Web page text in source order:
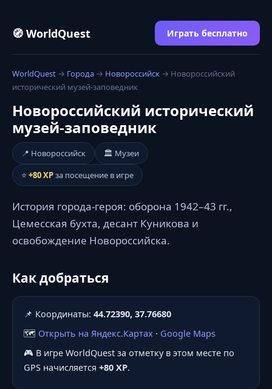
🧭 WorldQuest Играть бесплатно
WorldQuest → Города → Новороссийск → Новороссийский
исторический музей-заповедник
Новороссийский исторический
музей-заповедник
📍 Новороссийск
🏛️ Музеи
⭐ +80 XPза посещение в игре
История города-героя: оборона 1942–43 гг.,
Цемесская бухта, десант Куникова и
освобождение Новороссийска.
Как добраться
📌 Координаты: 44.72390, 37.76680
🗺️ Открыть на Яндекс.Картах · Google Maps
🎮 В игре WorldQuest за отметку в этом месте по
GPS начисляется +80 XP.